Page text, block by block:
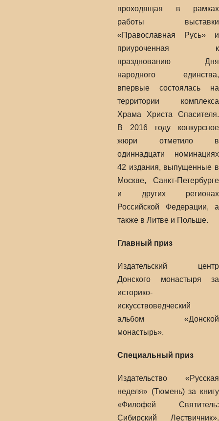
проходящая в рамках
работы выставки
«Православная Русь» и
приуроченная к
празднованию Дня
народного единства,
впервые состоялась на
территории комплекса
Храма Христа Спасителя.
В 2016 году конкурсное
жюри отметило в
одиннадцати номинациях
42 издания, выпущенные в
Москве, Санкт-Петербурге
и других регионах
Российской Федерации, а
также в Литве и Польше.
Главный приз
Издательский центр
Донского монастыря за
историко-
искусствоведческий
альбом «Донской
монастырь».
Специальный приз
Издательство «Русская
неделя» (Тюмень) за книгу
«Филофей Святитель:
Сибирский Лествичник».